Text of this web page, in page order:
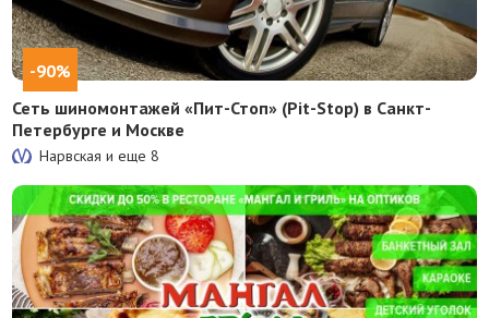
-90%
Сеть шиномонтажей «Пит-Стоп» (Pit-Stop) в Санкт-
Петербурге и Москве
Нарвская и еще8